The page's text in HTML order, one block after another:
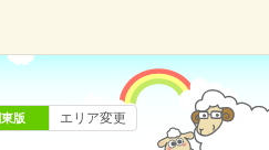
東版 エリア変更